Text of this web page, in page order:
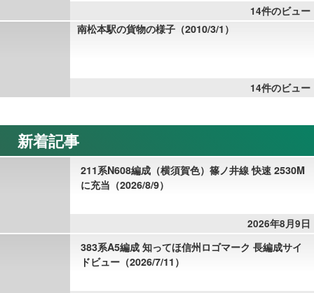
14件のビュー
南松本駅の貨物の様子（2010/3/1）
14件のビュー
新着記事
211系N608編成（横須賀色）篠ノ井線 快速 2530M
に充当（2026/8/9）
2026年8月9日
383系A5編成 知ってほ信州ロゴマーク 長編成サイ
ドビュー（2026/7/11）